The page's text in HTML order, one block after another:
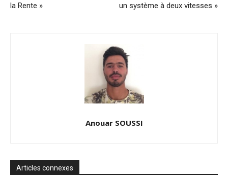
la Rente »
un système à deux vitesses »
Anouar SOUSSI
Articles connexes